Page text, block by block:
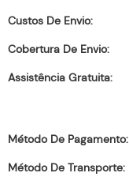
Custos De Envio:
Cobertura De Envio:
Assistência Gratuita:
Método De Pagamento:
Método De Transporte: